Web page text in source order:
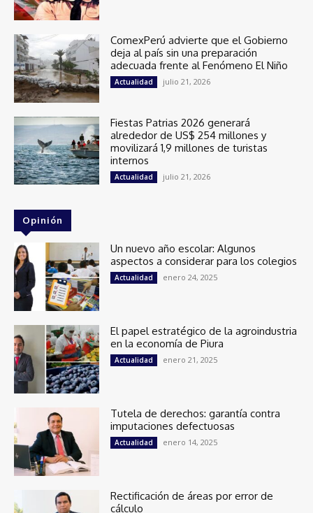
ComexPerú advierte que el Gobierno
deja al país sin una preparación
adecuada frente al Fenómeno El Niño
Actualidad julio 21, 2026
Fiestas Patrias 2026 generará
alrededor de US$ 254 millones y
movilizará 1,9 millones de turistas
internos
Actualidad julio 21, 2026
Opinión
Un nuevo año escolar: Algunos
aspectos a considerar para los colegios
Actualidad enero 24, 2025
El papel estratégico de la agroindustria
en la economía de Piura
Actualidad enero 21, 2025
Tutela de derechos: garantía contra
imputaciones defectuosas
Actualidad enero 14, 2025
Rectificación de áreas por error de
cálculo